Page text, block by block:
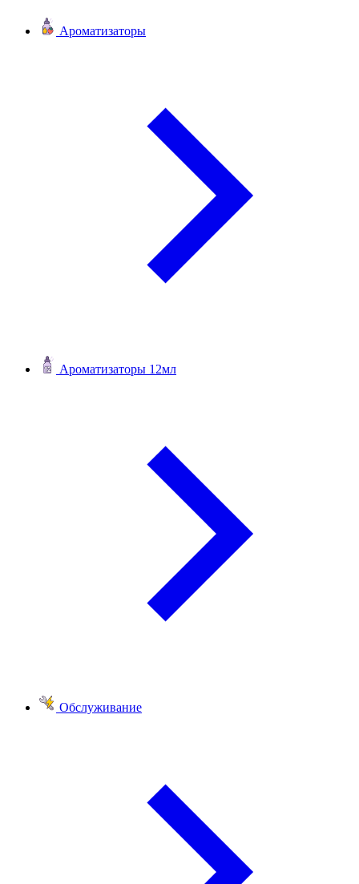
Ароматизаторы
Ароматизаторы 12мл
Обслуживание